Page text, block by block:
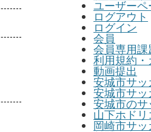
ユーザーペ
ログアウト
ログイン
会員
会員専用
利用規約
動画提出
安城市サッ
安城市サ
安城市のサ
山下ホドリ
岡崎市サ